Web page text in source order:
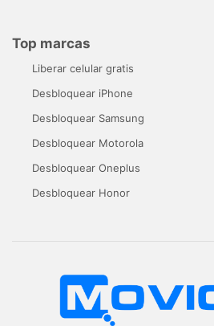
Top marcas
Liberar celular gratis
Desbloquear iPhone
Desbloquear Samsung
Desbloquear Motorola
Desbloquear Oneplus
Desbloquear Honor